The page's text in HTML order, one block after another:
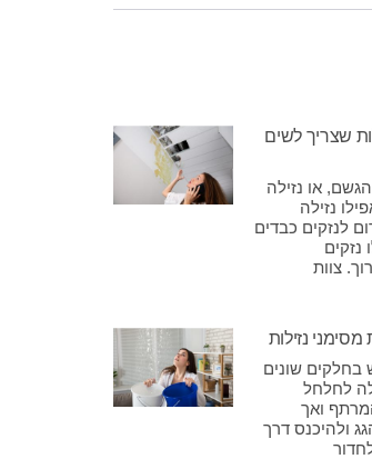
שצריך לשים
או נזילה
נזילה
לנזקים כבדים
נזקים
צוות
נזילות
בחלקים שונים
לחלחל
ואך
ולהיכנס דרך